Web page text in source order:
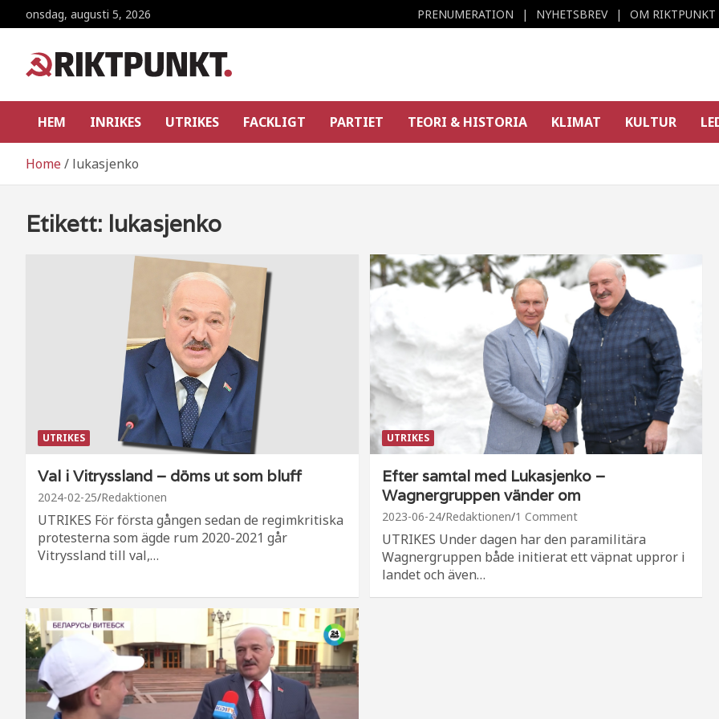
to
onsdag, augusti 5, 2026 PRENUMERATION NYHETSBREV OM RIKTPUNKT
RiktpunKt.nu
HEM INRIKES UTRIKES FACKLIGT PARTIET TEORI & HISTORIA KLIMAT KULTUR
Home lukasjenko
Etikett: lukasjenko
UTRIKES
Val i Vitryssland – döms ut som bluff
2024-02-25 Redaktionen
UTRIKES För första gången sedan de regimkritiska
protesterna som ägde rum 2020-2021 går
Vitryssland till val,…
UTRIKES
Efter samtal med Lukasjenko –
Wagnergruppen vänder om
2023-06-24 Redaktionen 1 Comment
UTRIKES Under dagen har den paramilitära
Wagnergruppen både initierat ett väpnat uppror i
landet och även…